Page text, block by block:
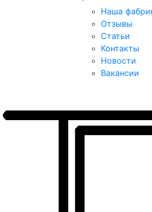
Наша
Отзывы
Статьи
Контакты
Новости
Вакансии